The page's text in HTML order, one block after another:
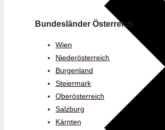
Bundesländer Österreich
Wien
Niederösterreich
Burgenland
Steiermark
Oberösterreich
Salzburg
Kärnten